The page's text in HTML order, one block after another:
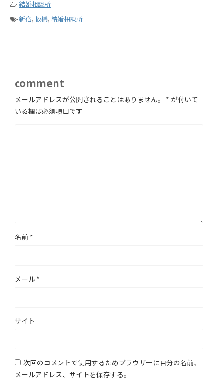
-結婚相談所
-新宿, 板橋, 結婚相談所
comment
メールアドレスが公開されることはありません。 * が付いて
いる欄は必須項目です
名前 *
メール *
サイト
次回のコメントで使用するためブラウザーに自分の名前、
メールアドレス、サイトを保存する。